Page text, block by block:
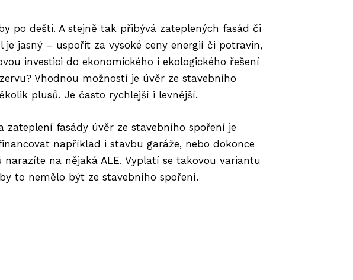
po dešti. A stejně tak přibývá zateplených fasád či
jasný – uspořit za vysoké ceny energií či potravin,
investici do ekonomického i ekologického řešení
Vhodnou možností je úvěr ze stavebního
plusů. Je často rychlejší i levnější.
fasády úvěr ze stavebního spoření je
například i stavbu garáže, nebo dokonce
na nějaká ALE. Vyplatí se takovou variantu
to nemělo být ze stavebního spoření.